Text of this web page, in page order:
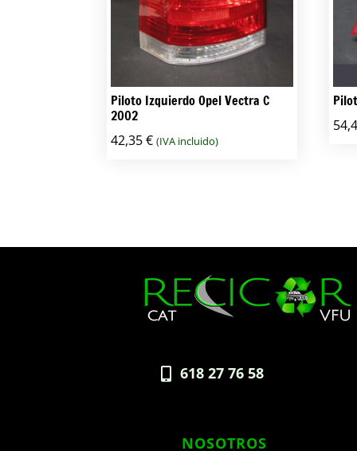
Piloto Izquierdo Opel Vectra C
2002
42,35€ (IVA incluido)
 618 27 76 58
NOSOTROS